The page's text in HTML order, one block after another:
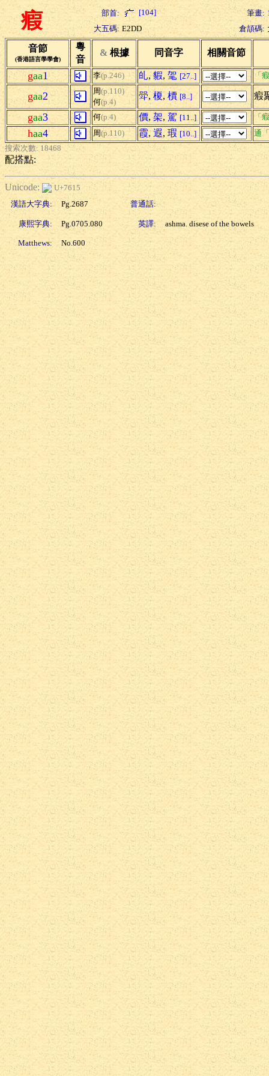
瘕 部首: [104] 筆畫:
大五碼: E2DD 倉頡碼:
音節
(香港語言學學會)
粵
音
& 根據 同音字 相關音節
gaa1 李(p.246) 癿, 貑, 毠 [27..] 「
gaa2 周(p.110)
何(p.4)
斝, 榎, 檟 [8..] 瘕
gaa3 何(p.4) 價, 架, 駕 [11..] 「
haa4 周(p.110) 霞, 遐, 瑕 [10..]
通
搜索次數: 18468
配搭點:
Unicode:
U+7615
漢語大字典:
Pg.2687 普通話:
康熙字典: Pg.0705.080 英譯: ashma. disese of the bowels
Matthews: No.600